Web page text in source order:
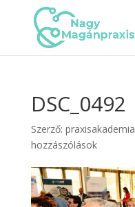
DSC_0492
Szerző: praxisakademia
hozzászólások